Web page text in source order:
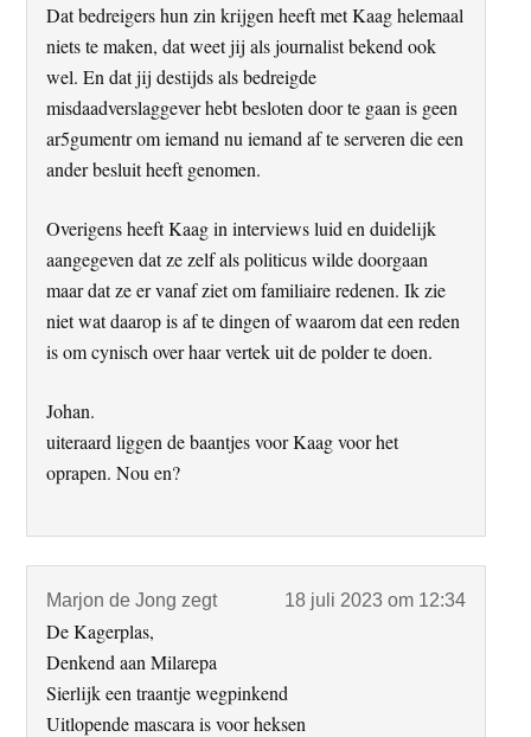
Dat bedreigers hun zin krijgen heeft met Kaag helemaal
niets te maken, dat weet jij als journalist bekend ook
wel. En dat jij destijds als bedreigde
misdaadverslaggever hebt besloten door te gaan is geen
ar5gumentr om iemand nu iemand af te serveren die een
ander besluit heeft genomen.
Overigens heeft Kaag in interviews luid en duidelijk
aangegeven dat ze zelf als politicus wilde doorgaan
maar dat ze er vanaf ziet om familiaire redenen. Ik zie
niet wat daarop is af te dingen of waarom dat een reden
is om cynisch over haar vertek uit de polder te doen.
Johan.
uiteraard liggen de baantjes voor Kaag voor het
oprapen. Nou en?
Marjon de Jong zegt 18 juli 2023 om 12:34
De Kagerplas,
Denkend aan Milarepa
Sierlijk een traantje wegpinkend
Uitlopende mascara is voor heksen